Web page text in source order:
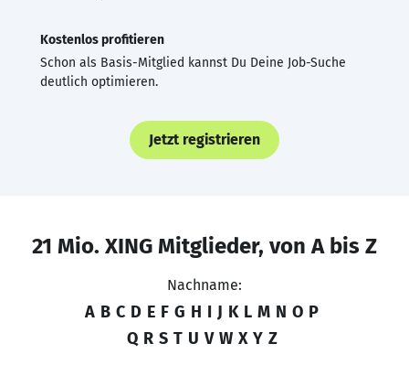
Kostenlos profitieren
Schon als Basis-Mitglied kannst Du Deine Job-Suche
deutlich optimieren.
Jetzt registrieren
21 Mio. XING Mitglieder, von A bis Z
Nachname:
A B C D E F G H I J K L M N O P
Q R S T U V W X Y Z